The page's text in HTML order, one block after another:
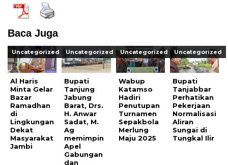
Baca Juga
Uncategorized
Al Haris
Minta Gelar
Bazar
Ramadhan
di
Lingkungan
Dekat
Masyarakat
Jambi
Uncategorized
Bupati
Tanjung
Jabung
Barat, Drs.
H. Anwar
Sadat, M.
Ag
memimpin
Apel
Gabungan
dan
Uncategorized
Wabup
Katamso
Hadiri
Penutupan
Turnamen
Sepakbola
Merlung
Maju 2025
Uncategorized
Bupati
Tanjabbar
Perhatikan
Pekerjaan
Normalisasi
Aliran
Sungai di
Tungkal Ilir